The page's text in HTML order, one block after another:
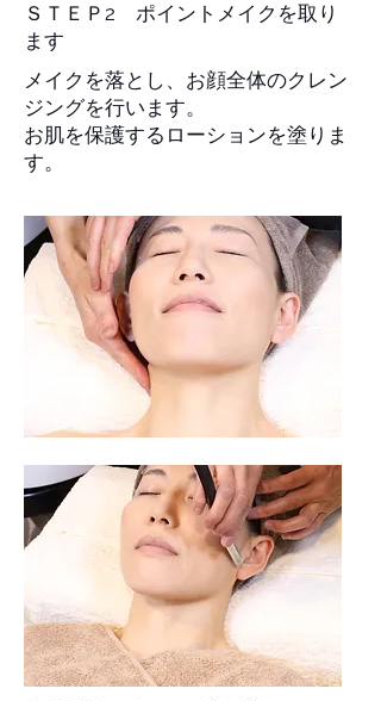
ＳＴＥＰ2 ポイントメイクを取り
ます
メイクを落とし、お顔全体のクレン
ジングを行います。
お肌を保護するローションを塗りま
す。